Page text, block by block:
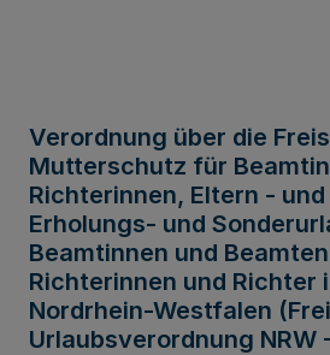
Verordnung über die
Mutterschutz für
Richterinnen, Eltern -
Erholungs- und
Beamtinnen und
Richterinnen und Richter
Nordrhein-Westfalen
Urlaubsverordnung NRW